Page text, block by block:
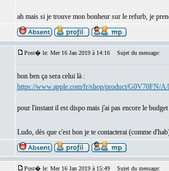
ah mais si je trouve mon bonheur sur le refurb, je
Post� le: Mer 16 Jan 2019 à 14:16 Sujet du message:
bon ben ça sera celui là :
https://www.apple.com/fr/shop/product/G0V70FN/
pour l'instant il est dispo mais j'ai pas encore le
Ludo, dès que c'est bon je te contacterai (comme
Post� le: Mer 16 Jan 2019 à 15:49 Sujet du message: